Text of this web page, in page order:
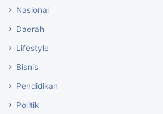
Nasional
Daerah
Lifestyle
Bisnis
Pendidikan
Politik